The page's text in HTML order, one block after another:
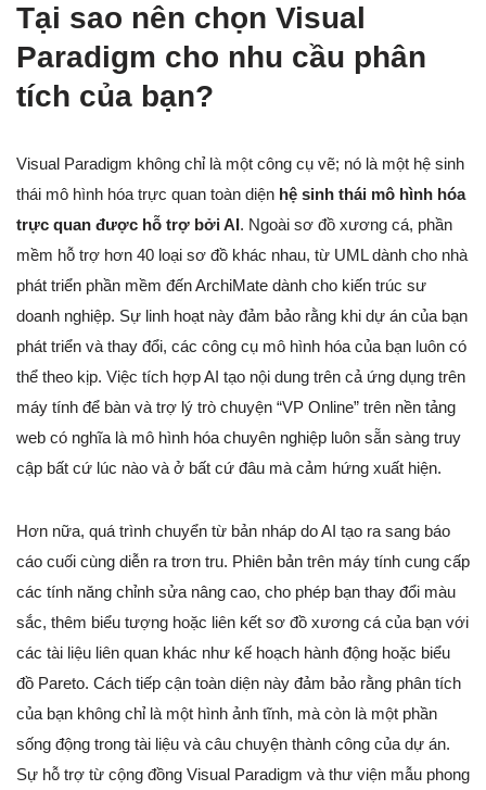
Tại sao nên chọn Visual
Paradigm cho nhu cầu phân
tích của bạn?
Visual Paradigm không chỉ là một công cụ vẽ; nó là một hệ sinh
thái mô hình hóa trực quan toàn diện hệ sinh thái mô hình hóa
trực quan được hỗ trợ bởi AI. Ngoài sơ đồ xương cá, phần
mềm hỗ trợ hơn 40 loại sơ đồ khác nhau, từ UML dành cho nhà
phát triển phần mềm đến ArchiMate dành cho kiến trúc sư
doanh nghiệp. Sự linh hoạt này đảm bảo rằng khi dự án của bạn
phát triển và thay đổi, các công cụ mô hình hóa của bạn luôn có
thể theo kịp. Việc tích hợp AI tạo nội dung trên cả ứng dụng trên
máy tính để bàn và trợ lý trò chuyện “VP Online” trên nền tảng
web có nghĩa là mô hình hóa chuyên nghiệp luôn sẵn sàng truy
cập bất cứ lúc nào và ở bất cứ đâu mà cảm hứng xuất hiện.
Hơn nữa, quá trình chuyển từ bản nháp do AI tạo ra sang báo
cáo cuối cùng diễn ra trơn tru. Phiên bản trên máy tính cung cấp
các tính năng chỉnh sửa nâng cao, cho phép bạn thay đổi màu
sắc, thêm biểu tượng hoặc liên kết sơ đồ xương cá của bạn với
các tài liệu liên quan khác như kế hoạch hành động hoặc biểu
đồ Pareto. Cách tiếp cận toàn diện này đảm bảo rằng phân tích
của bạn không chỉ là một hình ảnh tĩnh, mà còn là một phần
sống động trong tài liệu và câu chuyện thành công của dự án.
Sự hỗ trợ từ cộng đồng Visual Paradigm và thư viện mẫu phong